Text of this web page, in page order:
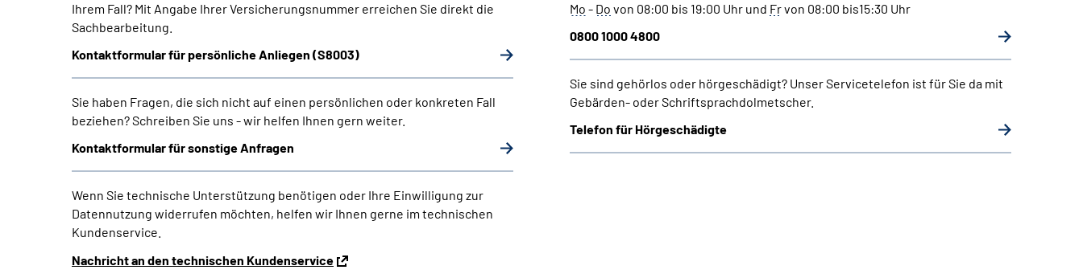
Ihrem Fall? Mit Angabe Ihrer Versicherungsnummer erreichen Sie direkt die
Sachbearbeitung.
Kontaktformular für persönliche Anliegen (S8003)
Sie haben Fragen, die sich nicht auf einen persönlichen oder konkreten Fall
beziehen? Schreiben Sie uns - wir helfen Ihnen gern weiter.
Kontaktformular für sonstige Anfragen
Wenn Sie technische Unterstützung benötigen oder Ihre Einwilligung zur
Datennutzung widerrufen möchten, helfen wir Ihnen gerne im technischen
Kundenservice.
Nachricht an den technischen Kundenservice
Mo - Do von 08:00 bis 19:00 Uhr und Frvon 08:00 bis15:30 Uhr
0800 1000 4800
Sie sind gehörlos oder hörgeschädigt? Unser Servicetelefon ist für Sie da mit
Gebärden- oder Schriftsprachdolmetscher.
Telefon für Hörgeschädigte